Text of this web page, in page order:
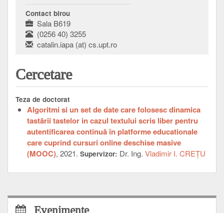
Contact birou
Sala B619
(0256 40) 3255
catalin.iapa (at) cs.upt.ro
Cercetare
Teza de doctorat
Algoritmi si un set de date care folosesc dinamica
tastării tastelor in cazul textului scris liber pentru
autentificarea continuă în platforme educationale
care cuprind cursuri online deschise masive
(MOOC), 2021. Supervizor: Dr. Ing. Vladimir I. CREŢU
Evenimente